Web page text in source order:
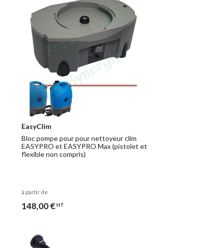
EasyClim
Bloc pompe pour pour nettoyeur clim
EASYPRO et EASYPRO Max (pistolet et
flexible non compris)
à partir de
148,00 €HT